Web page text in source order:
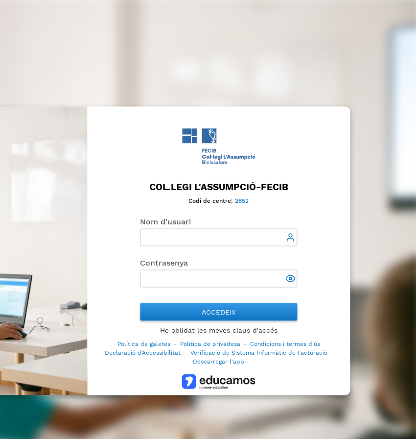
COL.LEGI L'ASSUMPCIÓ-FECIB
Codi de centre:2852
Nom d’usuari
Contrasenya
ACCEDEIX
He oblidat les meves claus d'accés
Política de galetes - Política de privadesa - Condicions i termes d'ús
Declaració d’Accessibilitat - Verificació de Sistema Informàtic de Facturació -
Descarregar l'app